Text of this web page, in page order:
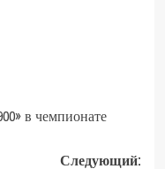
в чемпионате
Следующий: